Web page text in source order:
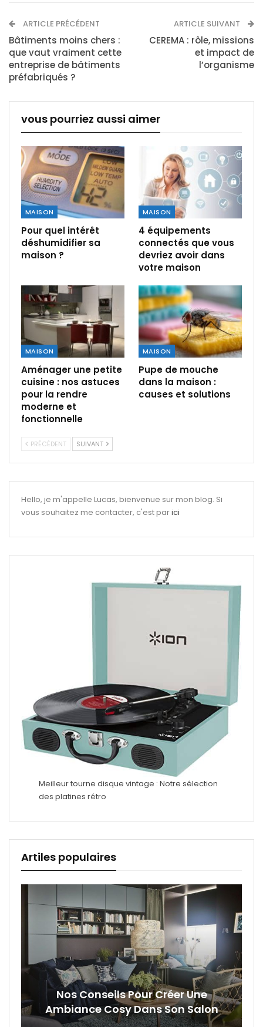
ARTICLE PRÉCÉDENT
Bâtiments moins chers :
que vaut vraiment cette
entreprise de bâtiments
préfabriqués ?
ARTICLE SUIVANT
CEREMA : rôle, missions
et impact de
l’organisme
vous pourriez aussi aimer
MAISON
Pour quel intérêt
déshumidifier sa
maison ?
MAISON
4 équipements
connectés que vous
devriez avoir dans
votre maison
MAISON
Aménager une petite
cuisine : nos astuces
pour la rendre
moderne et
fonctionnelle
MAISON
Pupe de mouche
dans la maison :
causes et solutions
PRÉCÉDENT SUIVANT
Hello, je m'appelle Lucas, bienvenue sur mon blog. Si
vous souhaitez me contacter, c'est parici
Meilleur tourne disque vintage : Notre sélection
des platines rétro
Artiles populaires
Créer Une
Son Salon
Signe Cambriolage
Comment Les